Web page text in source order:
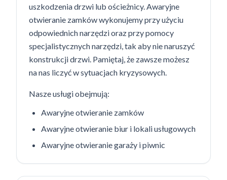
uszkodzenia drzwi lub ościeżnicy. Awaryjne
otwieranie zamków wykonujemy przy użyciu
odpowiednich narzędzi oraz przy pomocy
specjalistycznych narzędzi, tak aby nie naruszyć
konstrukcji drzwi. Pamiętaj, że zawsze możesz
na nas liczyć w sytuacjach kryzysowych.
Nasze usługi obejmują:
Awaryjne otwieranie zamków
Awaryjne otwieranie biur i lokali usługowych
Awaryjne otwieranie garaży i piwnic